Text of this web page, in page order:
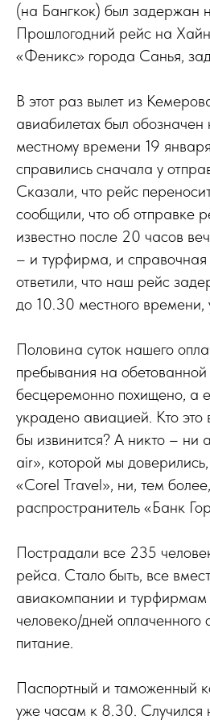
(на Бангкок) был задержан
Прошлогодний рейс на
«Феникс» города Санья,
В этот раз вылет из
авиабилетах был
местному времени 19
справились сначала у
Сказали, что рейс
сообщили, что об отправке
известно после 20 часов
– и турфирма, и справочная
ответили, что наш рейс
до 10.30 местного
Половина суток нашего
пребывания на
бесцеремонно похищено, а
украдено авиацией. Кто это
бы извинится? А никто – ни
air», которой мы
«Corel Travel», ни, тем
распространитель «Банк
Пострадали все 235
рейса. Стало быть, все
авиакомпании и турфирмам
человеко/дней оплаченного
питание.
Паспортный и таможенный
уже часам к 8.30. Случился